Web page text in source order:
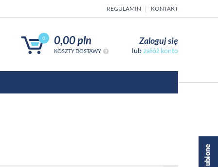
REGULAMIN KONTAKT
0 0,00 pln
KOSZTY DOSTAWY
Zaloguj się
załóż konto